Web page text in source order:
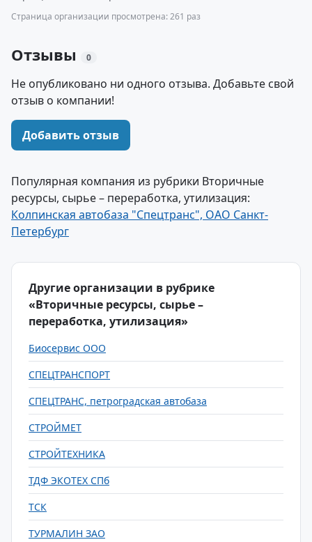
Страница организации просмотрена: 261 раз
Отзывы 0
Не опубликовано ни одного отзыва. Добавьте свой
отзыв о компании!
Добавить отзыв
Популярная компания из рубрики Вторичные
ресурсы, сырье – переработка, утилизация:
Колпинская автобаза "Спецтранс", ОАО Санкт-
Петербург
Другие организации в рубрике
«Вторичные ресурсы, сырье –
переработка, утилизация»
Биосервис ООО
СПЕЦТРАНСПОРТ
СПЕЦТРАНС, петроградская автобаза
СТРОЙМЕТ
СТРОЙТЕХНИКА
ТДФ ЭКОТЕХ СПб
ТСК
ТУРМАЛИН ЗАО